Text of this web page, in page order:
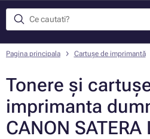
Pagina principala Cartușe de imprimantă
Tonere și
imprimanta
CANON SATERA